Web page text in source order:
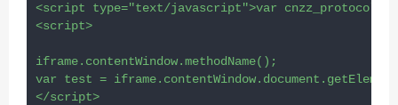
<script type="text/javascript">var cnzz_protocol =
<script>
iframe.contentWindow.methodName();
var test =
</script>